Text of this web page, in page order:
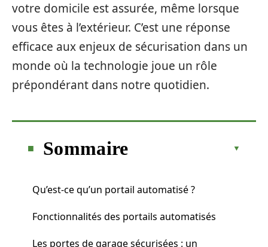
votre domicile est assurée, même lorsque
vous êtes à l’extérieur. C’est une réponse
efficace aux enjeux de sécurisation dans un
monde où la technologie joue un rôle
prépondérant dans notre quotidien.
Sommaire
Qu’est-ce qu’un portail automatisé ?
Fonctionnalités des portails automatisés
Les portes de garage sécurisées : un